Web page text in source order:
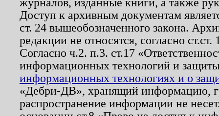
Доступ к архивным документам
ст. 24 вышеобозначенного закона.
редакции не относятся, согласно
Согласно ч.2. п.3. ст.17
информационных технологий и
информационных технологиях и о
«Дебри-ДВ», хранящий информацию,
распространение информации не